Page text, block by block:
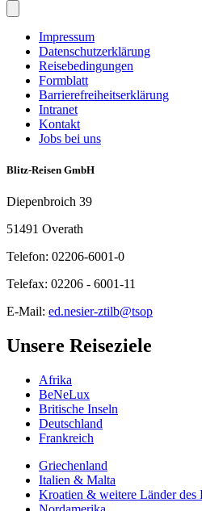
Impressum
Datenschutzerklärung
Reisebedingungen
Formblatt
Barrierefreiheitserklärung
Intranet
Kontakt
Jobs bei uns
Blitz-Reisen GmbH
Diepenbroich 39
51491 Overath
Telefon: 02206-6001-0
Telefax: 02206 - 6001-11
E-Mail: ed.nesier-ztilb@tsop
Unsere Reiseziele
Afrika
BeNeLux
Britische Inseln
Deutschland
Frankreich
Griechenland
Italien & Malta
Kroatien & weitere Länder des